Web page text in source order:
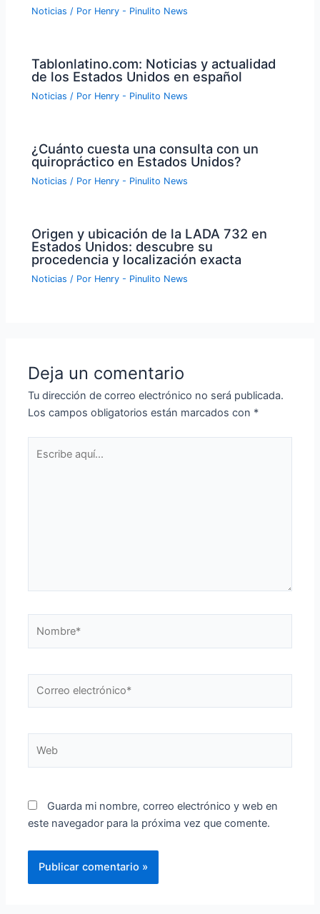
Noticias / Por Henry - Pinulito News
Tablonlatino.com: Noticias y actualidad
de los Estados Unidos en español
Noticias / Por Henry - Pinulito News
¿Cuánto cuesta una consulta con un
quiropráctico en Estados Unidos?
Noticias / Por Henry - Pinulito News
Origen y ubicación de la LADA 732 en
Estados Unidos: descubre su
procedencia y localización exacta
Noticias / Por Henry - Pinulito News
Deja un comentario
Tu dirección de correo electrónico no será publicada.
Los campos obligatorios están marcados con *
Guarda mi nombre, correo electrónico y web en
este navegador para la próxima vez que comente.